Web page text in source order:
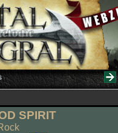
SPIRIT